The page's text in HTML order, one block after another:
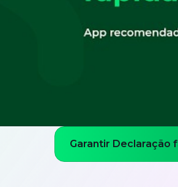
Garantir Declaração